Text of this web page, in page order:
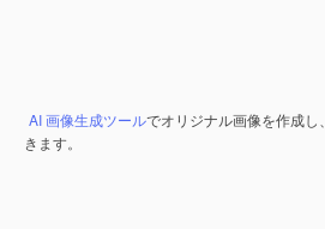
AI 画像生成ツールでオリジナル画像を作成し、
きます。